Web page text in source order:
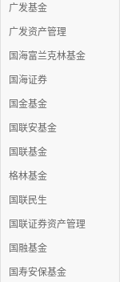
广发基金
广发资产管理
国海富兰克林基金
国海证券
国金基金
国联安基金
国联基金
格林基金
国联民生
国联证券资产管理
国融基金
国寿安保基金